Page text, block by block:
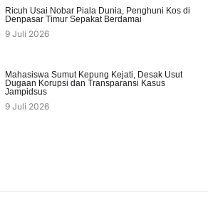
Ricuh Usai Nobar Piala Dunia, Penghuni Kos di
Denpasar Timur Sepakat Berdamai
9 Juli 2026
Mahasiswa Sumut Kepung Kejati, Desak Usut
Dugaan Korupsi dan Transparansi Kasus
Jampidsus
9 Juli 2026